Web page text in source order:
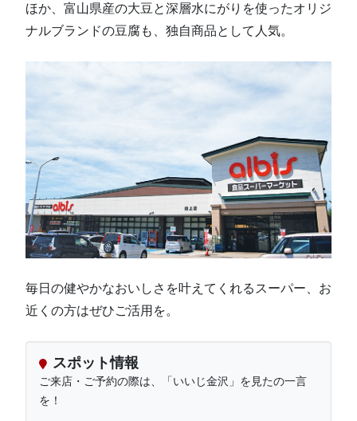
ほか、富山県産の大豆と深層水にがりを使ったオリジ
ナルブランドの豆腐も、独自商品として人気。
毎日の健やかなおいしさを叶えてくれるスーパー、お
近くの方はぜひご活用を。
スポット情報
ご来店・ご予約の際は、「いいじ金沢」を見たの一言
を！